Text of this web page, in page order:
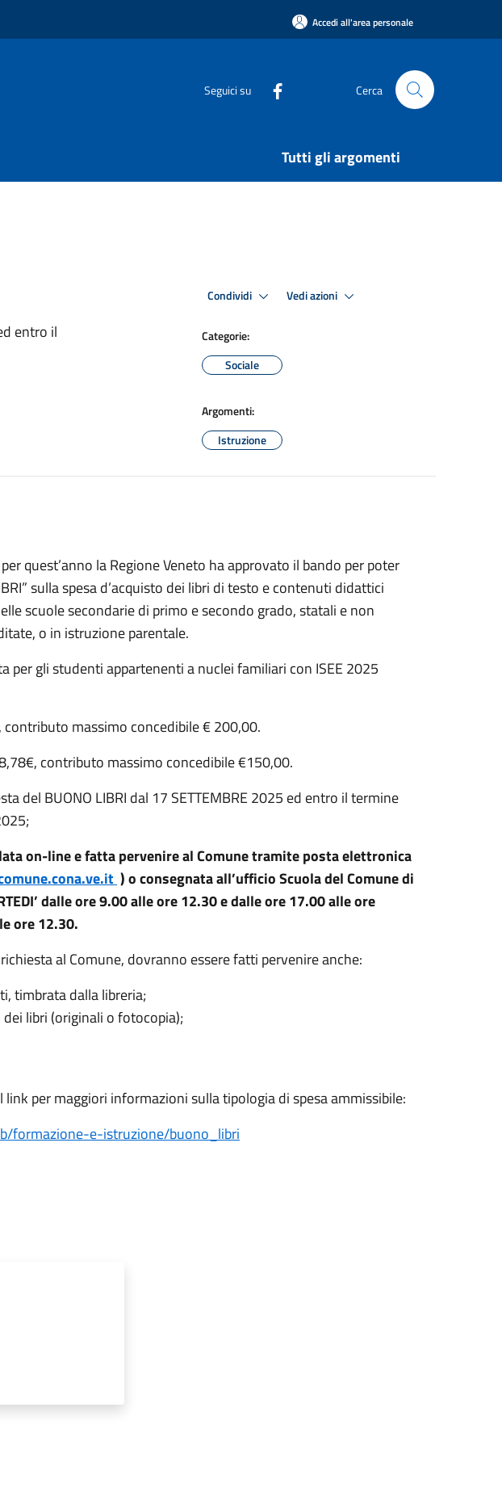
Accedi all'area personale
Seguici su Cerca
Tutti gli argomenti
entro il
Condividi Vedi azioni
Categorie:
Sociale
Argomenti:
Istruzione
quest’anno la Regione Veneto ha approvato il bando per poter
sulla spesa d’acquisto dei libri di testo e contenuti didattici
scuole secondarie di primo e secondo grado, statali e non
o in istruzione parentale.
per gli studenti appartenenti a nuclei familiari con ISEE 2025
contributo massimo concedibile € 200,00.
contributo massimo concedibile €150,00.
del BUONO LIBRI dal 17 SETTEMBRE 2025 ed entro il termine
on-line e fatta pervenire al Comune tramite posta elettronica
) o consegnata all’ufficio Scuola del Comune di
dalle ore 9.00 alle ore 12.30 e dalle ore 17.00 alle ore
ore 12.30.
al Comune, dovranno essere fatti pervenire anche:
timbrata dalla libreria;
libri (originali o fotocopia);
per maggiori informazioni sulla tipologia di spesa ammissibile:
formazione-e-istruzione/buono_libri